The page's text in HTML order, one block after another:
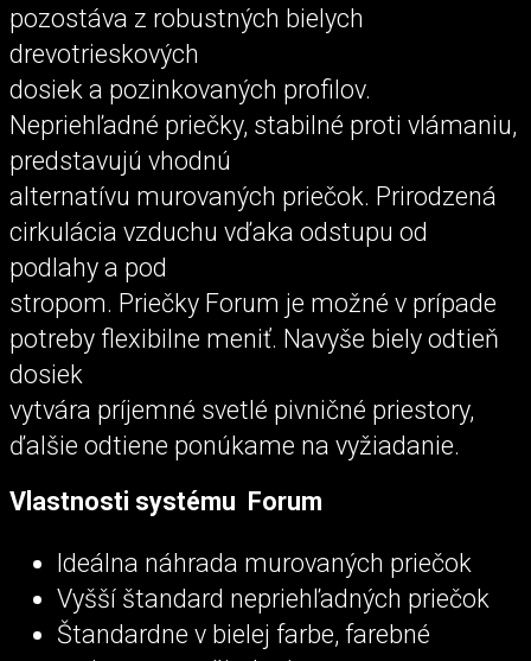
pozostáva z robustných bielych
drevotrieskových
dosiek a pozinkovaných profilov.
Nepriehľadné priečky, stabilné proti vlámaniu,
predstavujú vhodnú
alternatívu murovaných priečok. Prirodzená
cirkulácia vzduchu vďaka odstupu od
podlahy a pod
stropom. Priečky Forum je možné v prípade
potreby flexibilne meniť. Navyše biely odtieň
dosiek
vytvára príjemné svetlé pivničné priestory,
ďalšie odtiene ponúkame na vyžiadanie.
Vlastnosti systému Forum
Ideálna náhrada murovaných priečok
Vyšší štandard nepriehľadných priečok
Štandardne v bielej farbe, farebné